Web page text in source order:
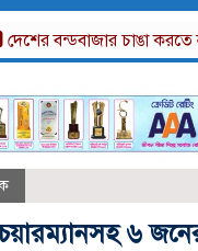
বন্ডবাজার চাঙা করতে
৬